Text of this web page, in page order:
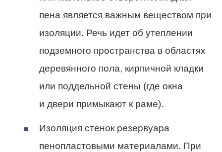
пена является важным веществом при
изоляции. Речь идет об утеплении
подземного пространства в областях
деревянного пола, кирпичной кладки
или поддельной стены (где окна
и двери примыкают к раме).
Изоляция стенок резервуара
пенопластовыми материалами. При